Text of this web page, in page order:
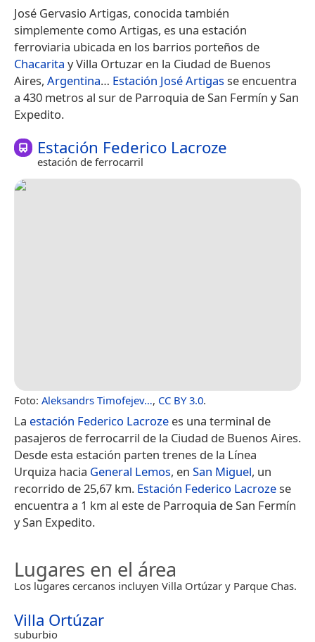
José Gervasio Artigas, conocida también
simplemente como Artigas, es una estación
ferroviaria ubicada en los barrios porteños de
Chacarita y Villa Ortuzar en la Ciudad de Buenos
Aires, Argentina… Estación José Artigasse encuentra
a 430 metros al sur de Parroquia de San Fermín y San
Expedito.
Estación Federico Lacroze
estación de ferrocarril
Foto: Aleksandrs Timofejev…, CC BY 3.0.
La estación Federico Lacroze es una terminal de
pasajeros de ferrocarril de la Ciudad de Buenos Aires.
Desde esta estación parten trenes de la Línea
Urquiza hacia General Lemos, en San Miguel, un
recorrido de 25,67 km. Estación Federico Lacrozese
encuentra a 1 km al este de Parroquia de San Fermín
y San Expedito.
Lugares en el área
Los lugares cercanos incluyen Villa Ortúzar y Parque Chas.
Villa Ortúzar
suburbio